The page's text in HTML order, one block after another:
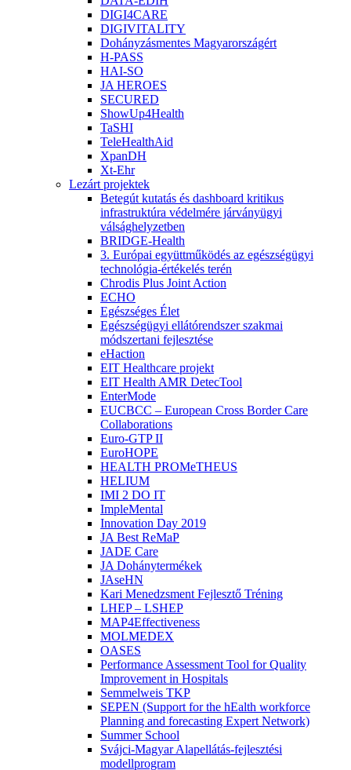
DIGI4CARE
DIGIVITALITY
Dohányzásmentes Magyarországért
H-PASS
HAI-SO
JA HEROES
SECURED
ShowUp4Health
TaSHI
TeleHealthAid
XpanDH
Xt-Ehr
Lezárt projektek
Betegút kutatás és dashboard kritikus
infrastruktúra védelmére járványügyi
válsághelyzetben
BRIDGE-Health
3. Európai együttműködés az egészségügyi
technológia-értékelés terén
Chrodis Plus Joint Action
ECHO
Egészséges Élet
Egészségügyi ellátórendszer szakmai
módszertani fejlesztése
eHaction
EIT Healthcare projekt
EIT Health AMR DetecTool
EnterMode
EUCBCC – European Cross Border Care
Collaborations
Euro-GTP II
EuroHOPE
HEALTH PROMeTHEUS
HELIUM
IMI 2 DO IT
ImpleMental
Innovation Day 2019
JA Best ReMaP
JADE Care
JA Dohánytermékek
JAseHN
Kari Menedzsment Fejlesztő Tréning
LHEP – LSHEP
MAP4Effectiveness
MOLMEDEX
OASES
Performance Assessment Tool for Quality
Improvement in Hospitals
Semmelweis TKP
SEPEN (Support for the hEalth workforce
Planning and forecasting Expert Network)
Summer School
Svájci-Magyar Alapellátás-fejlesztési
modellprogram